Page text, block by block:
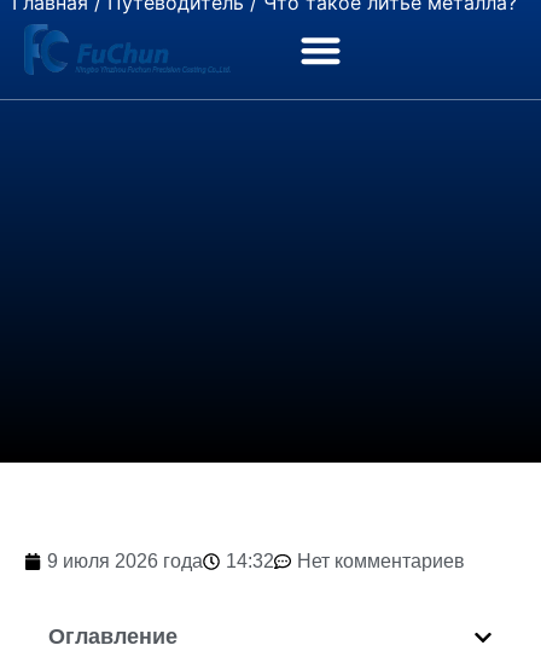
9 июля 2026 года 14:32 Нет комментариев
Оглавление